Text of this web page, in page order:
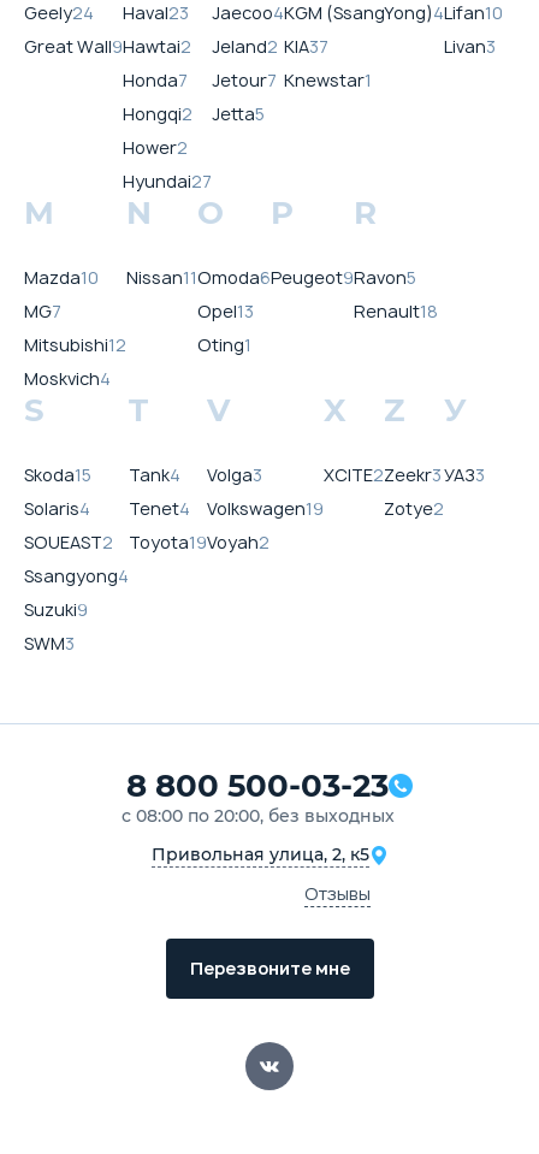
Geely24
Great Wall9
Haval23
Hawtai2
Honda7
Hongqi2
Hower2
Hyundai27
Jaecoo4
Jeland2
Jetour7
Jetta5
KGM (SsangYong)4
KIA37
Knewstar1
Lifan10
Livan3
M
Mazda10
MG7
Mitsubishi12
Moskvich4
N
Nissan11
O
Omoda6
Opel13
Oting1
P
Peugeot9
R
Ravon5
Renault18
S
Skoda15
Solaris4
SOUEAST2
Ssangyong4
Suzuki9
SWM3
T
Tank4
Tenet4
Toyota19
V
Volga3
Volkswagen19
Voyah2
X
XCITE2
Z
Zeekr3
Zotye2
У
УАЗ3
8 800 500-03-23
с 08:00 по 20:00, без выходных
Привольная улица, 2, к5
Отзывы
Перезвоните мне